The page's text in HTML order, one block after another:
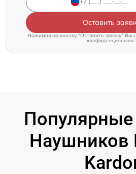
Оставить
Нажимая на кнопку "Оставить заявку" Вы
Наушников